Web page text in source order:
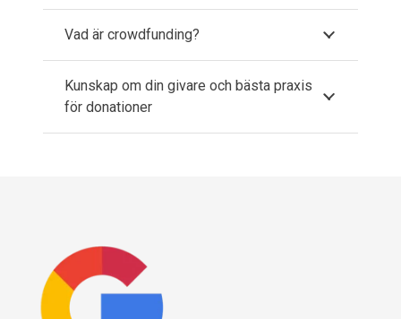
Vad är crowdfunding?
Kunskap om din givare och bästa praxis
för donationer